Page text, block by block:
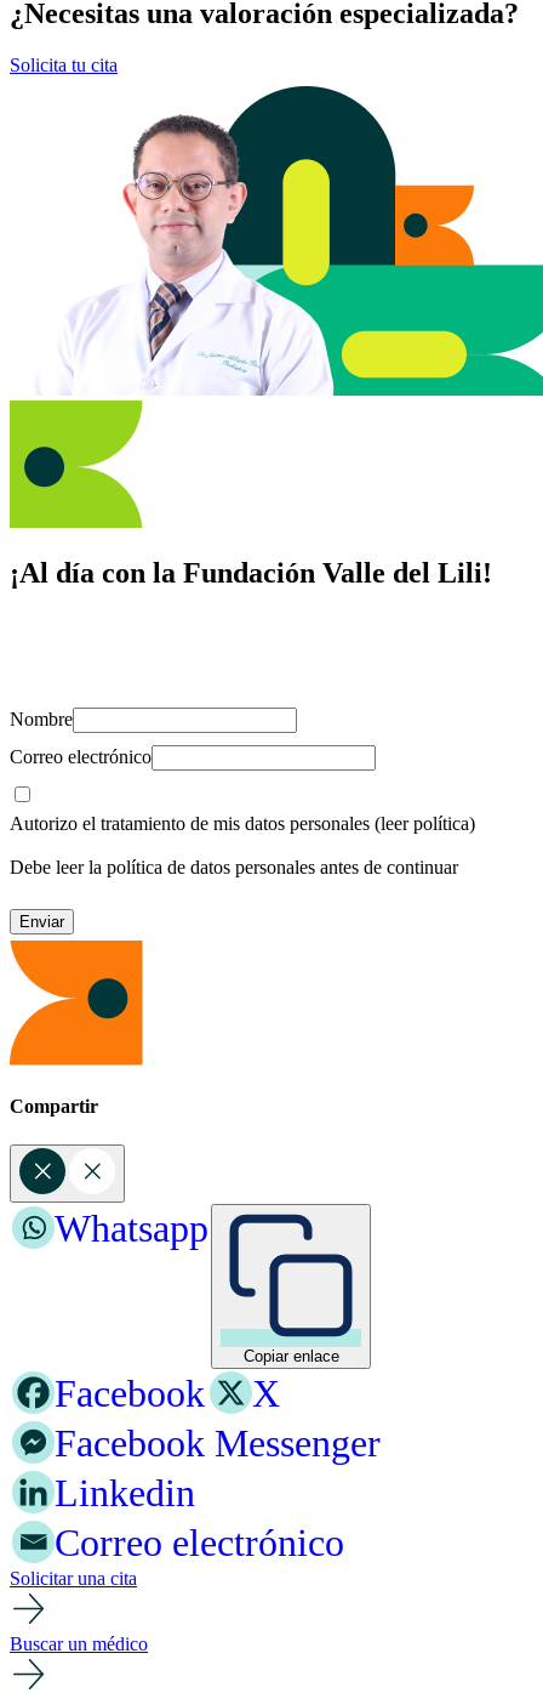
¿Necesitas una valoración especializada?
Solicita tu cita
¡Al día con la Fundación Valle del Lili!
Nombre
Correo electrónico
Autorizo el tratamiento de mis datos personales (leer política)
Debe leer la política de datos personales antes de continuar
Compartir
Copiar enlace
Whatsapp
Facebook
X
Facebook Messenger
Linkedin
Correo electrónico
Solicitar una cita
Buscar un médico